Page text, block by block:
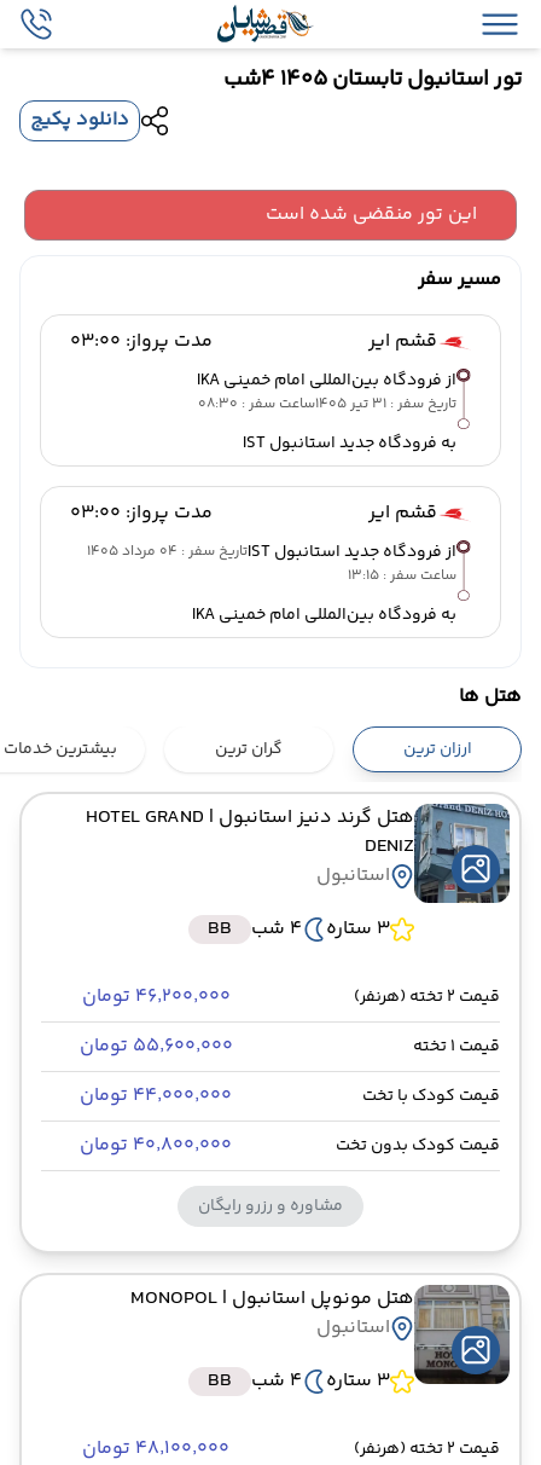
تور استانبول تابستان 1405 4شب
دانلود پکیج
این تور منقضی شده است
مسیر سفر
قشم ایر مدت پرواز: 03:00
از فرودگاه بین‌المللی امام خمینی IKA
تاریخ سفر : 31 تیر 1405 ساعت سفر : 08:30
به فرودگاه جدید استانبول IST
قشم ایر مدت پرواز: 03:00
از فرودگاه جدید استانبول IST
تاریخ سفر : 04 مرداد 1405
ساعت سفر : 13:15
به فرودگاه بین‌المللی امام خمینی IKA
هتل ها
ارزان ترین گران ترین بیشترین خدمات
هتل گرند دنیز استانبول | HOTEL GRAND
DENIZ
استانبول
3 ستاره
4 شب BB
قیمت 2 تخته (هرنفر) ۴۶٬۲۰۰٬۰۰۰ تومان
قیمت 1 تخته ۵۵٬۶۰۰٬۰۰۰ تومان
قیمت کودک با تخت ۴۴٬۰۰۰٬۰۰۰ تومان
قیمت کودک بدون تخت ۴۰٬۸۰۰٬۰۰۰ تومان
مشاوره و رزرو رایگان
هتل مونوپل استانبول | MONOPOL
استانبول
3 ستاره
4 شب BB
قیمت 2 تخته (هرنفر) ۴۸٬۱۰۰٬۰۰۰ تومان